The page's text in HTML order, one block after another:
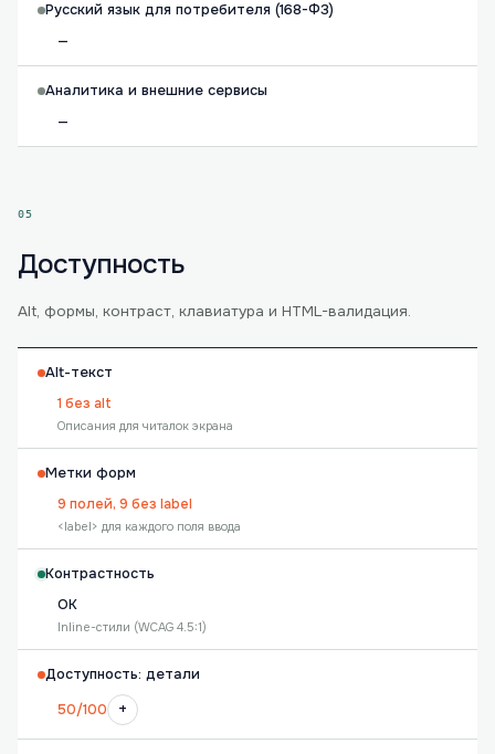
Русский язык для потребителя (168-ФЗ)
—
Аналитика и внешние сервисы
—
05
Доступность
Alt, формы, контраст, клавиатура и HTML-валидация.
Alt-текст
1 без alt
Описания для читалок экрана
Метки форм
9 полей, 9 без label
<label> для каждого поля ввода
Контрастность
OK
Inline-стили (WCAG 4.5:1)
Доступность: детали
50/100
+